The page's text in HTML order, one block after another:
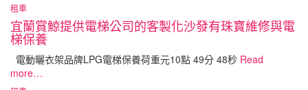
租車
宜蘭賞鯨提供電梯公司的客製化沙發有珠寶維修與電
梯保養
電動曬衣架品牌LPG電梯保養荷重元10點 49分 48秒 Read
more…